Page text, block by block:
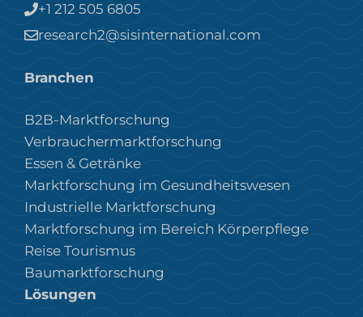
+1 212 505 6805
research2@sisinternational.com
Branchen
B2B-Marktforschung
Verbrauchermarktforschung
Essen & Getränke
Marktforschung im Gesundheitswesen
Industrielle Marktforschung
Marktforschung im Bereich Körperpflege
Reise Tourismus
Baumarktforschung
Lösungen